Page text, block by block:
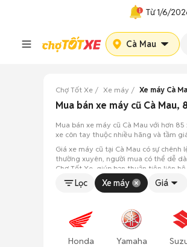
Từ 1/6/
Cà Mau
Chợ Tốt Xe Xe máy Xe máy Cà
Mua bán xe máy cũ Cà
Mua bán xe máy cũ Cà Mau với hơn
xe côn tay thuộc nhiều hãng và tầm
Giá xe máy cũ tại Cà Mau có sự
thường xuyên, người mua có thể dễ
Chợ Tốt Xe, giúp bạn thuận tiện liên
Lọc
Xe máy Giá
Honda Yamaha